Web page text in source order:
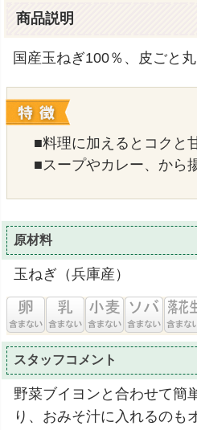
商品説明
国産玉ねぎ100％、皮ごと
■料理に加えるとコクと
■スープやカレー、から
原材料
玉ねぎ（兵庫産）
スタッフコメント
野菜ブイヨンと合わせて簡
り、おみそ汁に入れるのも